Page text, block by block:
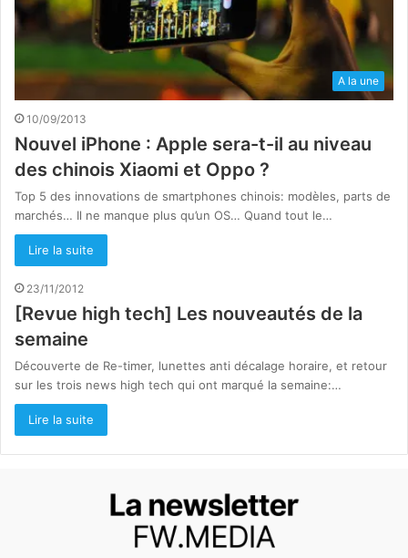
A la une
10/09/2013
Nouvel iPhone : Apple sera-t-il au niveau
des chinois Xiaomi et Oppo ?
Top 5 des innovations de smartphones chinois: modèles, parts de
marchés… Il ne manque plus qu’un OS… Quand tout le…
Lire la suite
23/11/2012
[Revue high tech] Les nouveautés de la
semaine
Découverte de Re-timer, lunettes anti décalage horaire, et retour
sur les trois news high tech qui ont marqué la semaine:…
Lire la suite